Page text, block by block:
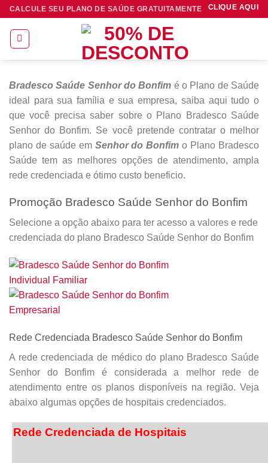
Skip
content
CALCULE SEU PLANO DE SAÚDE GRATUITAMENTE CLIQUE AQUI
Bradesco Saúde Senhor do Bonfim é o Plano de Saúde
ideal para sua família e sua empresa, saiba aqui tudo o
que você precisa saber sobre o Plano Bradesco Saúde
Senhor do Bonfim. Se você pretende contratar o melhor
plano de saúde em Senhor do Bonfim o Plano Bradesco
Saúde tem as melhores opções de atendimento, ampla
rede credenciada e ótimo custo beneficio.
Promoção Bradesco Saúde Senhor do Bonfim
Selecione a opção abaixo para ter acesso a valores e rede
credenciada do plano Bradesco Saúde Senhor do Bonfim
Rede Credenciada Bradesco Saúde Senhor do Bonfim
A rede credenciada de médico do plano Bradesco Saúde
Senhor do Bonfim é considerada a melhor rede de
atendimento entre os planos disponíveis na região. Veja
abaixo algumas opções de hospitais credenciados.
Rede Credenciada de Hospitais